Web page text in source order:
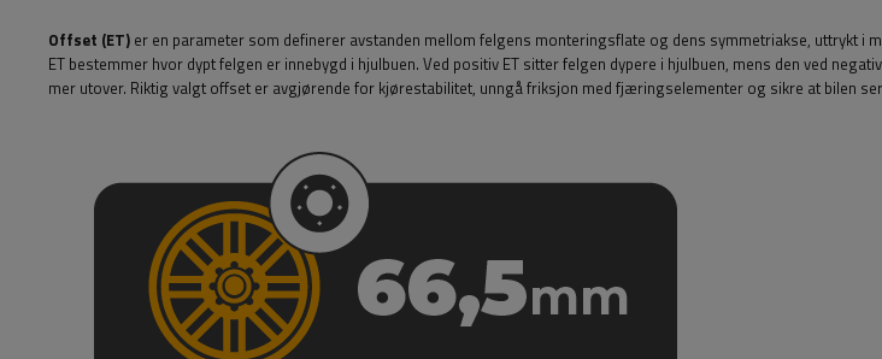
Offset (ET) er en parameter som definerer avstanden mellom felgens monteringsflate og dens symmetriakse, uttrykt i
ET bestemmer hvor dypt felgen er innebygd i hjulbuen. Ved positiv ET sitter felgen dypere i hjulbuen, mens den ved
mer utover. Riktig valgt offset er avgjørende for kjørestabilitet, unngå friksjon med fjæringselementer og sikre at bilen